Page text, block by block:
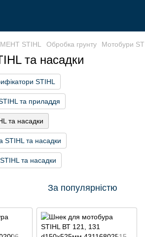
STIHL Обробка грунту Мотобури
та насадки
STIHL
та приладдя
та насадки
STIHL та насадки
та насадки
За популярністю